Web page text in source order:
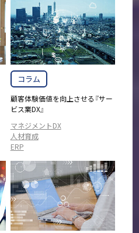
コラム
顧客体験価値を向上させる『サー
ビス業DX』
マネジメントDX
人材育成
ERP